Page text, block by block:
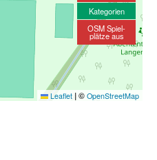
Leaflet |© OpenStreetMap
Kategorien
OSM Spiel-
plätze aus